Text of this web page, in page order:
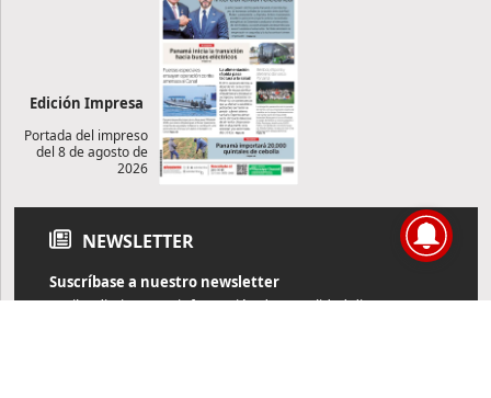
Edición Impresa
Portada del impreso
del 8 de agosto de
2026
NEWSLETTER
Suscríbase a nuestro newsletter
Reciba diariamente información de actualidad directamente en